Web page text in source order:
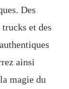
Des
et des
ainsi
magie du